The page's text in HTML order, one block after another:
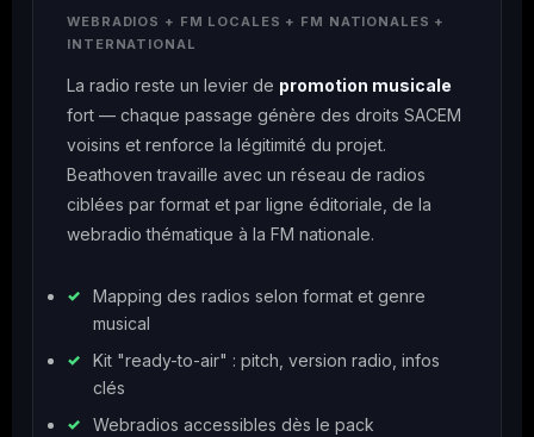
WEBRADIOS + FM LOCALES + FM NATIONALES +
INTERNATIONAL
La radio reste un levier de promotion musicale
fort — chaque passage génère des droits SACEM
voisins et renforce la légitimité du projet.
Beathoven travaille avec un réseau de radios
ciblées par format et par ligne éditoriale, de la
webradio thématique à la FM nationale.
Mapping des radios selon format et genre
musical
Kit "ready-to-air" : pitch, version radio, infos
clés
Webradios accessibles dès le pack